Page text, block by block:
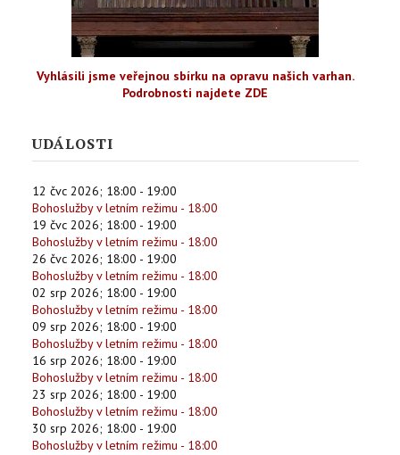
Vyhlásili jsme veřejnou sbírku na opravu našich varhan.
Podrobnosti najdete ZDE
UDÁLOSTI
12 čvc 2026; 18:00 - 19:00
Bohoslužby v letním režimu - 18:00
19 čvc 2026; 18:00 - 19:00
Bohoslužby v letním režimu - 18:00
26 čvc 2026; 18:00 - 19:00
Bohoslužby v letním režimu - 18:00
02 srp 2026; 18:00 - 19:00
Bohoslužby v letním režimu - 18:00
09 srp 2026; 18:00 - 19:00
Bohoslužby v letním režimu - 18:00
16 srp 2026; 18:00 - 19:00
Bohoslužby v letním režimu - 18:00
23 srp 2026; 18:00 - 19:00
Bohoslužby v letním režimu - 18:00
30 srp 2026; 18:00 - 19:00
Bohoslužby v letním režimu - 18:00